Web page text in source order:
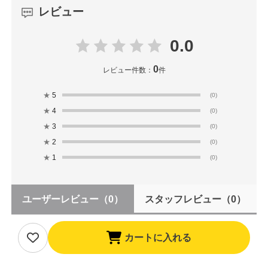
カートに入れる
レビュー
0.0
レビュー件数： 0件
★ 5 (0)
★ 4 (0)
★ 3 (0)
★ 2 (0)
★ 1 (0)
ユーザーレビュー （0） スタッフレビュー（0）